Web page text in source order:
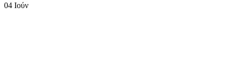
04 Ιούν